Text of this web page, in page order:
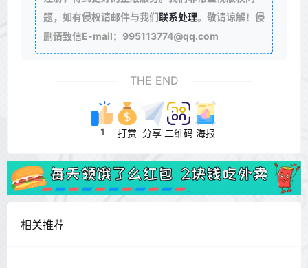
题，如有侵权请邮件与我们联系处理。敬请谅解！侵
删请致信E-mail：995113774@qq.com
THE END
1 打赏 分享 二维码 海报
相关推荐